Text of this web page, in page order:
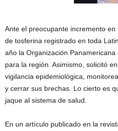
Ante el preocupante incremento en
de tosferina registrado en toda
año la Organización
para la región. Asimismo, solicitó
vigilancia epidemiológica,
y cerrar sus brechas. Lo cierto es
jaque al sistema de salud.
En un artículo publicado en la